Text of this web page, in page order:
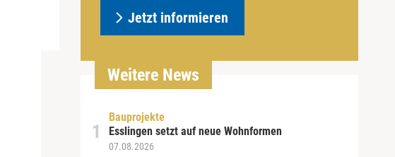
Jetzt informieren
Weitere News
Bauprojekte
Esslingen setzt auf neue Wohnformen
07.08.2026